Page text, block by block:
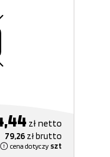
złnetto
79,26 złbrutto
cena dotyczy szt